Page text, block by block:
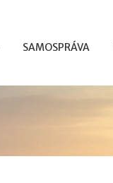
SAMOSPRÁVA